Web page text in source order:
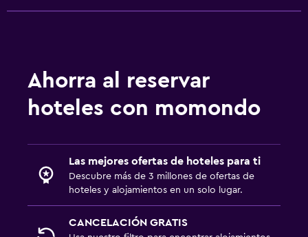
Ahorra al reservar
hoteles con momondo
Las mejores ofertas de hoteles para ti
Descubre más de 3 millones de ofertas de
hoteles y alojamientos en un solo lugar.
CANCELACIÓN GRATIS